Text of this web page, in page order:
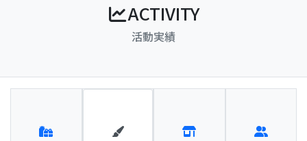
ACTIVITY
活動実績